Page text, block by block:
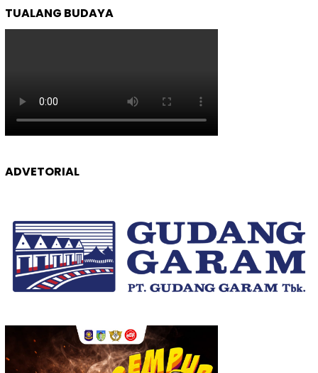
TUALANG BUDAYA
ADVETORIAL